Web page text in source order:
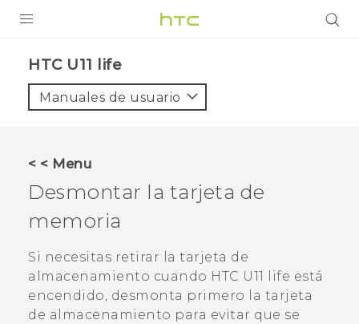
VIVE
VIVERSE
AYUDA
Dispositivos y accesorios HTC
Iniciar sesión
HTC U11 life‎
Manuales de usuario
< < Menu
Desmontar la tarjeta de
memoria
Si necesitas retirar la tarjeta de
almacenamiento cuando HTC U11 life está
encendido, desmonta primero la tarjeta
de almacenamiento para evitar que se